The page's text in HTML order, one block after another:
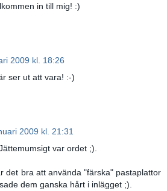
in till mig! :)
2009 kl. 18:26
ser ut att vara! :-)
2009 kl. 21:31
var ordet ;).
det bra att använda "färska" pastaplattor
dem ganska hårt i inlägget ;).